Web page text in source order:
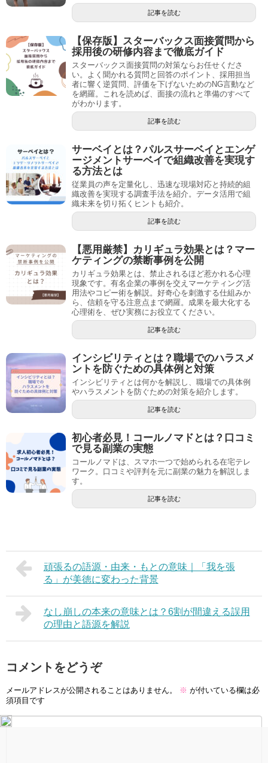
記事を読む
【保存版】スターバックス面接質問から
採用後の研修内容まで徹底ガイド
スターバックス面接質問の対策ならお任せくださ
い。よく聞かれる質問と回答のポイント、採用担当
者に響く逆質問、評価を下げないためのNG言動など
を網羅。これを読めば、面接の流れと準備のすべて
がわかります。
記事を読む
サーベイとは？パルスサーベイとエンゲ
ージメントサーベイで組織改善を実現す
る方法とは
従業員の声を定量化し、迅速な現場対応と持続的組
織改善を実現する調査手法を紹介。データ活用で組
織未来を切り拓くヒントも紹介。
記事を読む
【悪用厳禁】カリギュラ効果とは？マー
ケティングの禁断事例を公開
カリギュラ効果とは、禁止されるほど惹かれる心理
現象です。有名企業の事例を交えマーケティング活
用法やコピー術を解説。好奇心を刺激する仕組みか
ら、信頼を守る注意点まで網羅。成果を最大化する
心理術を、ぜひ実務にお役立てください。
記事を読む
インシビリティとは？職場でのハラスメ
ントを防ぐための具体例と対策
インシビリティとは何かを解説し、職場での具体例
やハラスメントを防ぐための対策を紹介します。
記事を読む
初心者必見！コールノマドとは？口コミ
で見る副業の実態
コールノマドは、スマホ一つで始められる在宅テレ
ワーク。口コミや評判を元に副業の魅力を解説しま
す。
記事を読む
頑張るの語源・由来・もとの意味｜「我を張
る」が美徳に変わった背景
なし崩しの本来の意味とは？6割が間違える誤用
の理由と語源を解説
コメントをどうぞ
メールアドレスが公開されることはありません。 ※ が付いている欄は必
須項目です